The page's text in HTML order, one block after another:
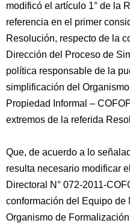
modificó el artículo 1° de la
referencia en el primer
Resolución, respecto de la
Dirección del Proceso de
política responsable de la
simplificación del
Propiedad Informal –
extremos de la referida
Que, de acuerdo a lo
resulta necesario modificar
Directoral N° 072-2011-
conformación del Equipo de
Organismo de